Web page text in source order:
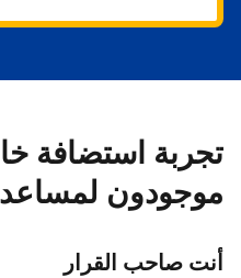
تجربة استضافة
موجودون
أنت صاحب القرار